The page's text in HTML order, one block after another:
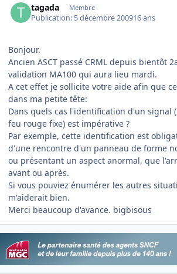
tagada Membre
Publication: 5 décembre 200916 ans
Bonjour.
Ancien ASCT passé CRML depuis bientôt
validation MA100 qui aura lieu mardi.
A cet effet je sollicite votre aide afin que
dans ma petite tête:
Dans quels cas l'identification d'un signal
feu rouge fixe) est impérative ?
Par exemple, cette identification est
d'une rencontre d'un panneau de forme
ou présentant un aspect anormal, que
avant ou après.
Si vous pouviez énumérer les autres
m'aiderait bien.
Merci beaucoup d'avance. bigbisous